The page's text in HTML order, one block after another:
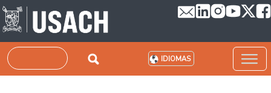
Pasar al contenido principal
Buscar IDIOMAS